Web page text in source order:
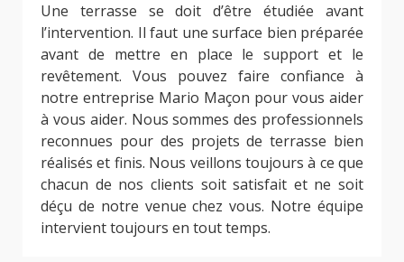
Une terrasse se doit d’être étudiée avant
l’intervention. Il faut une surface bien préparée
avant de mettre en place le support et le
revêtement. Vous pouvez faire confiance à
notre entreprise Mario Maçon pour vous aider
à vous aider. Nous sommes des professionnels
reconnues pour des projets de terrasse bien
réalisés et finis. Nous veillons toujours à ce que
chacun de nos clients soit satisfait et ne soit
déçu de notre venue chez vous. Notre équipe
intervient toujours en tout temps.